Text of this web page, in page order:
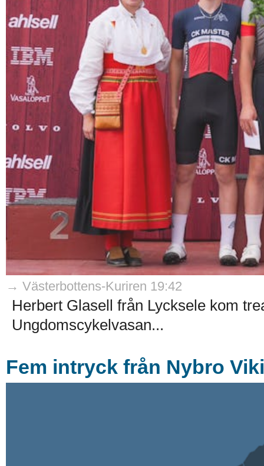
→ Västerbottens-Kuriren 19:42
Herbert Glasell från Lycksele kom
Ungdomscykelvasan...
Fem intryck från Nybro